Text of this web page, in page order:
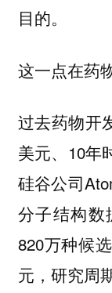
目的。
这一点在药
过去药物开
美元、10年
硅谷公司
分子结构数
820万种候
元，研究周